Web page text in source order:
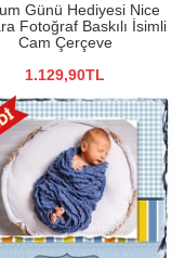
Günü Hediyesi Nice
Fotoğraf Baskılı İsimli
Cam Çerçeve
1.129,90TL